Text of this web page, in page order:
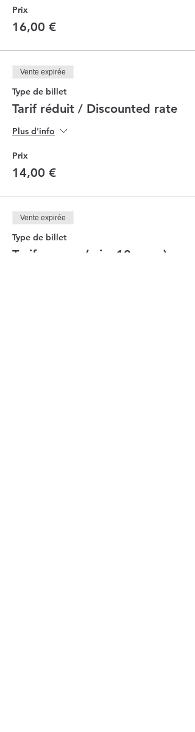
Prix
16,00 €
Vente expirée
Type de billet
Tarif réduit / Discounted rate
Plus d'info
Prix
14,00 €
Vente expirée
Type de billet
Tarif groupe (min. 10 pers.)